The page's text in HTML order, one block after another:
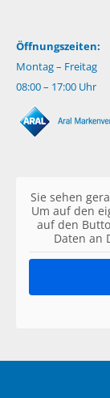
Öffnungszeiten:
Montag – Freitag
08:00 – 17:00 Uhr
Sie sehen
Um auf den
auf den
Daten an